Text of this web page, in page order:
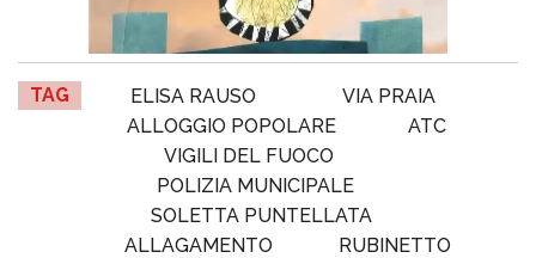
TAG ELISA RAUSO
VIA PRAIA
ALLOGGIO POPOLARE
ATC
VIGILI DEL FUOCO
POLIZIA MUNICIPALE
SOLETTA PUNTELLATA
ALLAGAMENTO
RUBINETTO